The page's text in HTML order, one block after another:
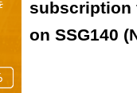
subscription
on SSG140